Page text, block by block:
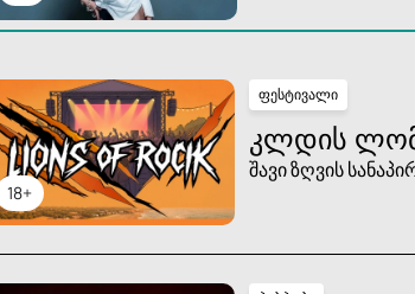
18+
ფესტივალი
ᲙᲚᲓᲘᲡ
შავი ზღვის